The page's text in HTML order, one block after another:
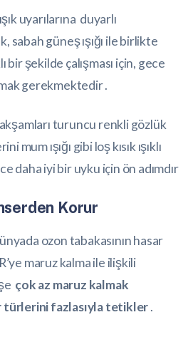
uyarılarına duyarlı
sabah güneş ışığı ile birlikte
bir şekilde çalışması için, gece
gerekmektedir .
turuncu renkli gözlük
mum ışığı gibi loş kısık ışıklı
daha iyi bir uyku için ön adımdır
Korur
ozon tabakasının hasar
maruz kalma ile ilişkili
çok az maruz kalmak
türlerini fazlasıyla tetikler.